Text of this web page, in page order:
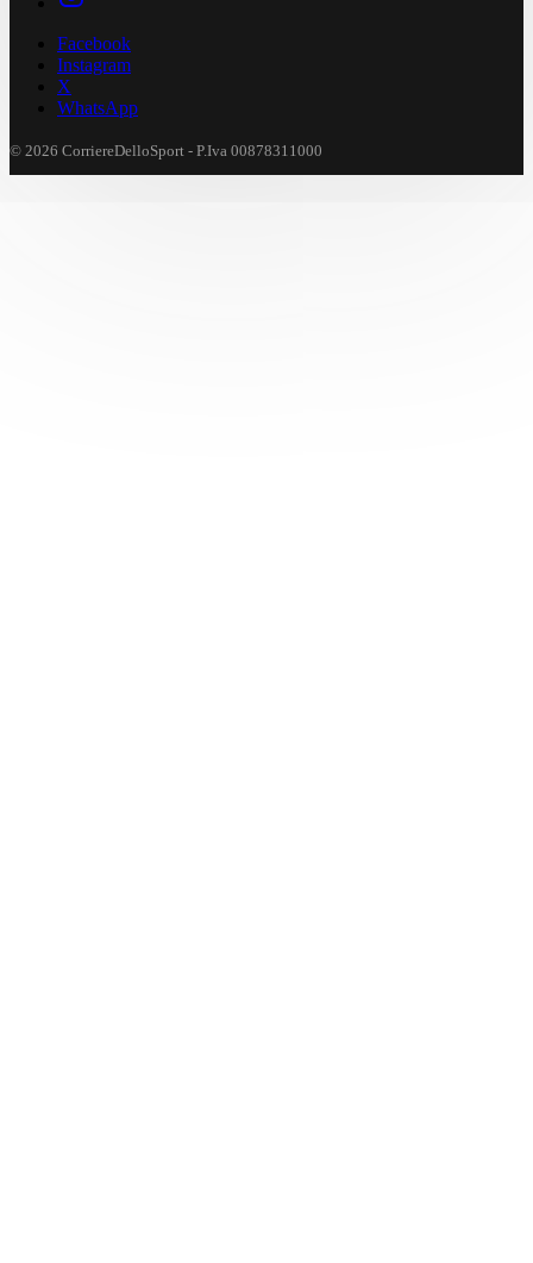
Facebook
Instagram
X
WhatsApp
© 2026 CorriereDelloSport - P.Iva 00878311000